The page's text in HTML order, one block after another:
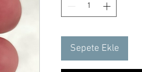
Sepete Ekle